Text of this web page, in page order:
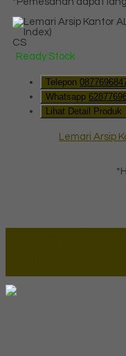
CS
Ready Stock
Telepon
Whatsapp
Lihat Detail Produk
Lemari Arsip